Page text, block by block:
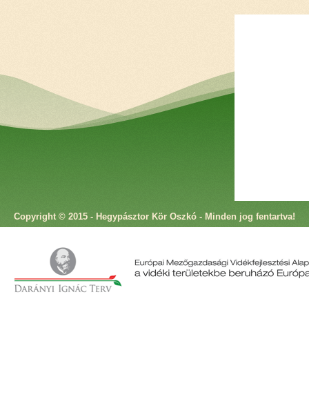
Copyright © 2015 - Hegypásztor Kör Oszkó - Minden jog fentartva!